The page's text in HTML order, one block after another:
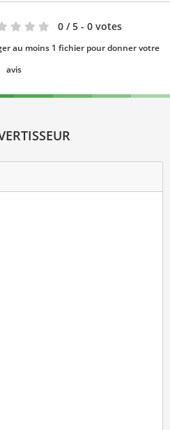
0 / 5 - 0 votes
au moins 1 fichier pour donner votre
avis